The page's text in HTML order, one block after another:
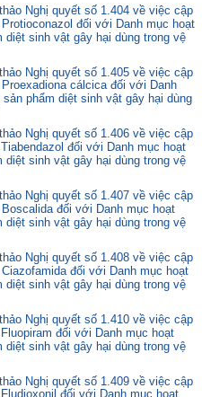
Nghị quyết số 1.404 về việc cập
đối với Danh mục hoạt
sinh vật gây hại dùng trong vệ
Nghị quyết số 1.405 về việc cập
cálcica đối với Danh
phẩm diệt sinh vật gây hại dùng
Nghị quyết số 1.406 về việc cập
đối với Danh mục hoạt
sinh vật gây hại dùng trong vệ
Nghị quyết số 1.407 về việc cập
đối với Danh mục hoạt
sinh vật gây hại dùng trong vệ
Nghị quyết số 1.408 về việc cập
đối với Danh mục hoạt
sinh vật gây hại dùng trong vệ
Nghị quyết số 1.410 về việc cập
đối với Danh mục hoạt
sinh vật gây hại dùng trong vệ
Nghị quyết số 1.409 về việc cập
đối với Danh mục hoạt